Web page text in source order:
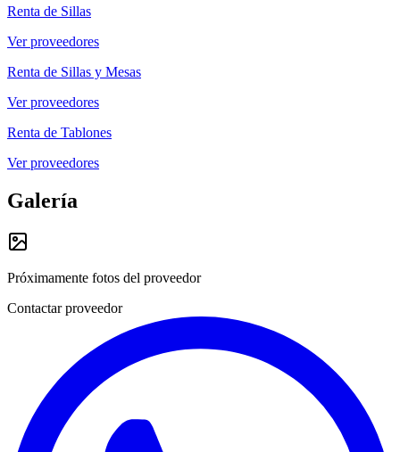
Renta de Sillas
Ver proveedores
Renta de Sillas y Mesas
Ver proveedores
Renta de Tablones
Ver proveedores
Galería
Próximamente fotos del proveedor
Contactar proveedor